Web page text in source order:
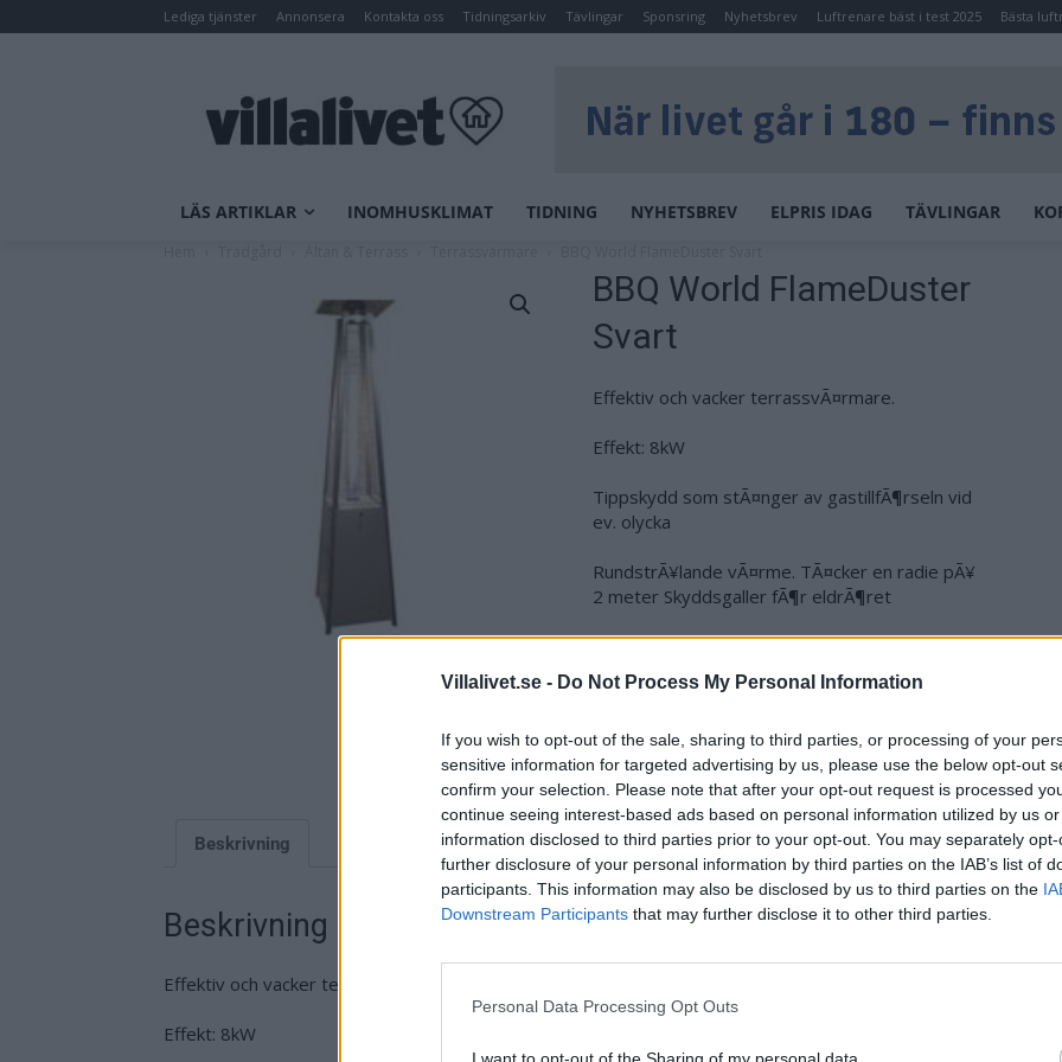
Villalivet.se - Do Not Process My Personal Information
If you wish to opt-out of the sale, sharing to third parties, or processing of your
sensitive information for targeted advertising by us, please use the below opt-out
confirm your selection. Please note that after your opt-out request is processed
continue seeing interest-based ads based on personal information utilized by us
information disclosed to third parties prior to your opt-out. You may separately
further disclosure of your personal information by third parties on the IAB’s list of
participants. This information may also be disclosed by us to third parties on the
Downstream Participants that may further disclose it to other third parties.
Personal Data Processing Opt Outs
Lediga tjänster Annonsera Kontakta oss Tidningsarkiv Tävlingar Sponsring Nyhetsbrev Luftrenare bäst i test 2025 Bästa
LÄS ARTIKLAR INOMHUSKLIMAT TIDNING NYHETSBREV ELPRIS IDAG TÄVLINGAR
BBQ World FlameDuster
Svart
Effektiv och vacker terrassvÃ¤rmare.
Effekt: 8kW
Tippskydd som stÃ¤nger av gastillfÃ¶rseln vid
ev. olycka
RundstrÃ¥lande vÃ¤rme. TÃ¤cker en radie pÃ¥
2 meter Skyddsgaller fÃ¶r eldrÃ¶ret
SÃ¤ker tÃ¤ndsÃ..
Pris: 5995,00
Artikelnr:17fa5d9268e1 Kategori:
Terrassvärmare
Beskrivning
Beskrivning
Effektiv och vacker terrassvärmare.
Effekt: 8kW